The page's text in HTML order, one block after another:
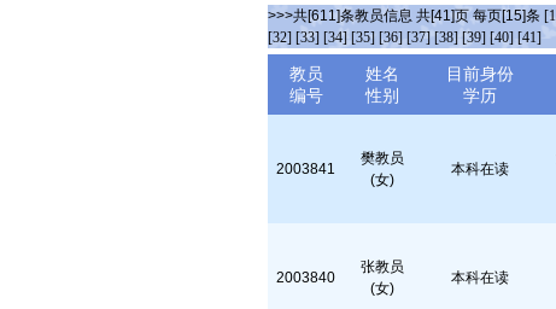
>>>共[611]条教员信息 共[41]页 每页[15]条
[32] [33] [34] [35] [36] [37] [38] [39] [40] [41]
教员
编号
姓名
性别
目前身份
学历
2003841
樊教员
(女)
本科在读
2003840
张教员
(女)
本科在读